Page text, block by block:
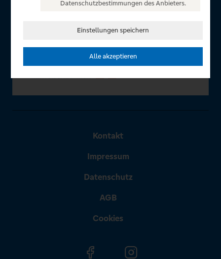
In Zusammenarbeit mit
Kontakt
Impressum
Datenschutz
AGB
Cookies
Datenschutzbestimmungen des Anbieters.
Einstellungen speichern
Alle akzeptieren